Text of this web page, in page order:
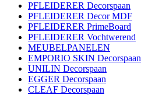
PFLEIDERER Decorspaan
PFLEIDERER Decor MDF
PFLEIDERER PrimeBoard
PFLEIDERER Vochtwerend
MEUBELPANELEN
EMPORIO SKIN Decorspaan
UNILIN Decorspaan
EGGER Decorspaan
CLEAF Decorspaan